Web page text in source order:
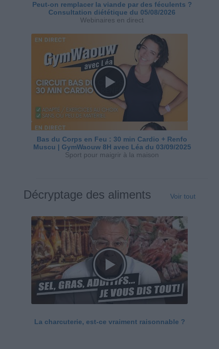
Peut-on remplacer la viande par des féculents ?
Consultation diététique du 05/08/2026
Webinaires en direct
Bas du Corps en Feu : 30 min Cardio + Renfo
Muscu | GymWaouw 8H avec Léa du 03/09/2025
Sport pour maigrir à la maison
Décryptage des aliments Voir tout
La charcuterie, est-ce vraiment raisonnable ?